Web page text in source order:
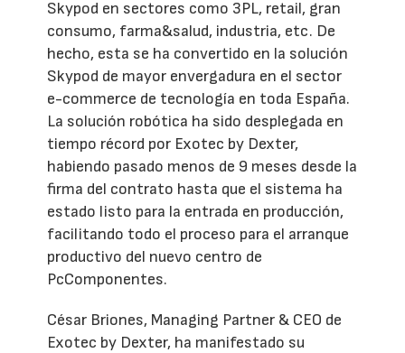
Skypod en sectores como 3PL, retail, gran
consumo, farma&salud, industria, etc. De
hecho, esta se ha convertido en la solución
Skypod de mayor envergadura en el sector
e-commerce de tecnología en toda España.
La solución robótica ha sido desplegada en
tiempo récord por Exotec by Dexter,
habiendo pasado menos de 9 meses desde la
firma del contrato hasta que el sistema ha
estado listo para la entrada en producción,
facilitando todo el proceso para el arranque
productivo del nuevo centro de
PcComponentes.
César Briones, Managing Partner & CEO de
Exotec by Dexter, ha manifestado su